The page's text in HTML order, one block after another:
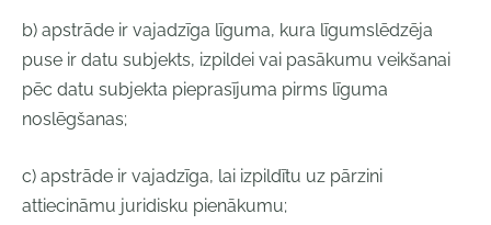
b) apstrāde ir vajadzīga līguma, kura līgumslēdzēja
puse ir datu subjekts, izpildei vai pasākumu veikšanai
pēc datu subjekta pieprasījuma pirms līguma
noslēgšanas;
c) apstrāde ir vajadzīga, lai izpildītu uz pārzini
attiecināmu juridisku pienākumu;